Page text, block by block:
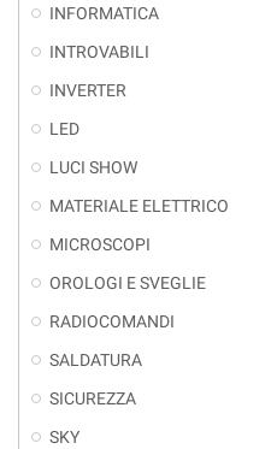
INFORMATICA
INTROVABILI
INVERTER
LED
LUCI SHOW
MATERIALE ELETTRICO
MICROSCOPI
OROLOGI E SVEGLIE
RADIOCOMANDI
SALDATURA
SICUREZZA
SKY